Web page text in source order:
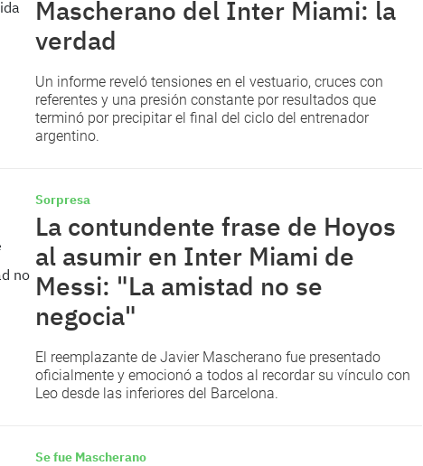
Mascherano del Inter Miami: la
verdad
Un informe reveló tensiones en el vestuario, cruces con
referentes y una presión constante por resultados que
terminó por precipitar el final del ciclo del entrenador
argentino.
Sorpresa
La contundente frase de Hoyos
al asumir en Inter Miami de
Messi: "La amistad no se
negocia"
El reemplazante de Javier Mascherano fue presentado
oficialmente y emocionó a todos al recordar su vínculo con
Leo desde las inferiores del Barcelona.
Se fue Mascherano